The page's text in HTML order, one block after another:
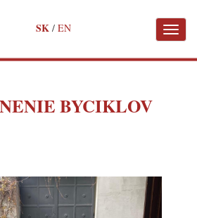
SK/ EN
Toggle
BYCIKLOV